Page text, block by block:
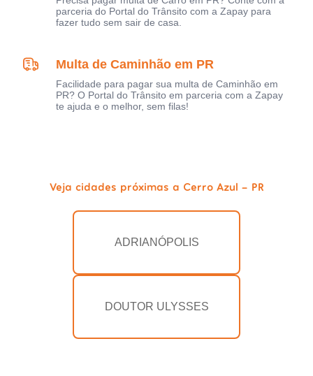
parceria do Portal do Trânsito com a Zapay para
fazer tudo sem sair de casa.
Multa de Caminhão em PR
Facilidade para pagar sua multa de Caminhão em
PR? O Portal do Trânsito em parceria com a Zapay
te ajuda e o melhor, sem filas!
Veja cidades próximas a Cerro Azul - PR
ADRIANÓPOLIS
DOUTOR ULYSSES